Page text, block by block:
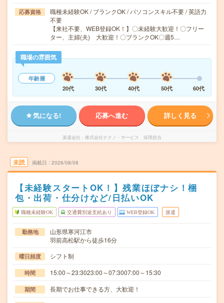
応募資格
職種未経験OK / ブランクOK / パソコンスキル不要 / 英語力
不要
【来社不要、WEB登録OK！】〇未経験大歓迎！〇フリー
ター、主婦(夫) 大歓迎！〇ブランクOK〇週5…
職場の雰囲気
年齢層
20代
30代 40代 50代 60代
気になる! 応募へ進む 詳しく見る
派遣会社 株式会社テクノ・サービス 採用担当
未読 掲載日 2026/08/08
【未経験スタートOK！】残業ほぼナシ！梱
包・出荷・仕分けなど/日払いOK
職種未経験OK 交通費別途支給あり WEB登録OK 派遣
勤務地
山形県寒河江市
羽前高松駅から徒歩16分
曜日頻度 シフト制
時間 15:00～23:3023:00～07:3007:00～15:30
期間 長期でお仕事できる方、大歓迎！